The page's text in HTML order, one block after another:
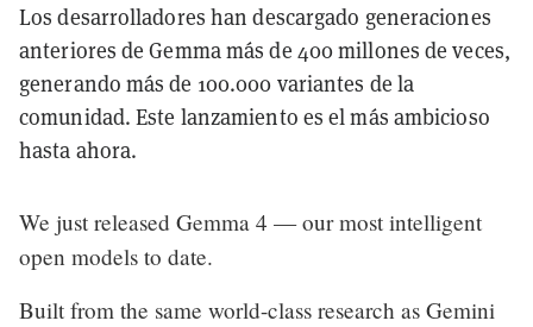
Los desarrolladores han descargado generaciones
anteriores de Gemma más de 400 millones de veces,
generando más de 100.000 variantes de la
comunidad. Este lanzamiento es el más ambicioso
hasta ahora.
We just released Gemma 4 — our most intelligent
open models to date.
Built from the same world-class research as Gemini